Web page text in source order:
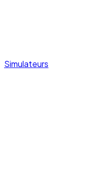
Simulateurs